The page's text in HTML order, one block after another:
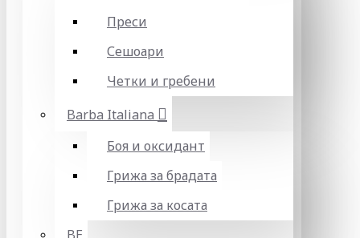
Преси
Сешоари
Четки и гребени
Barba Italiana
Боя и оксидант
Грижа за брадата
Грижа за косата